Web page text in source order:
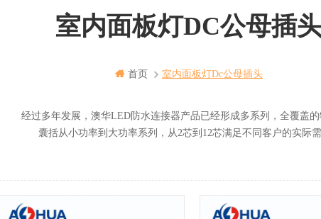
室内面板灯DC公母插
首页 室内面板灯dc公母插头
经过多年发展，澳华LED防水连接器产品已经形成多系列，全覆盖的
囊括从小功率到大功率系列，从2芯到12芯满足不同客户的实际需求